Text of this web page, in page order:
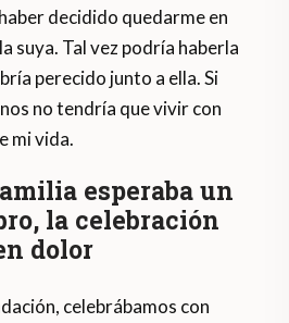
decidido quedarme en
suya. Tal vez podría haberla
perecido junto a ella. Si
no tendría que vivir con
mi vida.
esperaba un
la celebración
dolor
celebrábamos con